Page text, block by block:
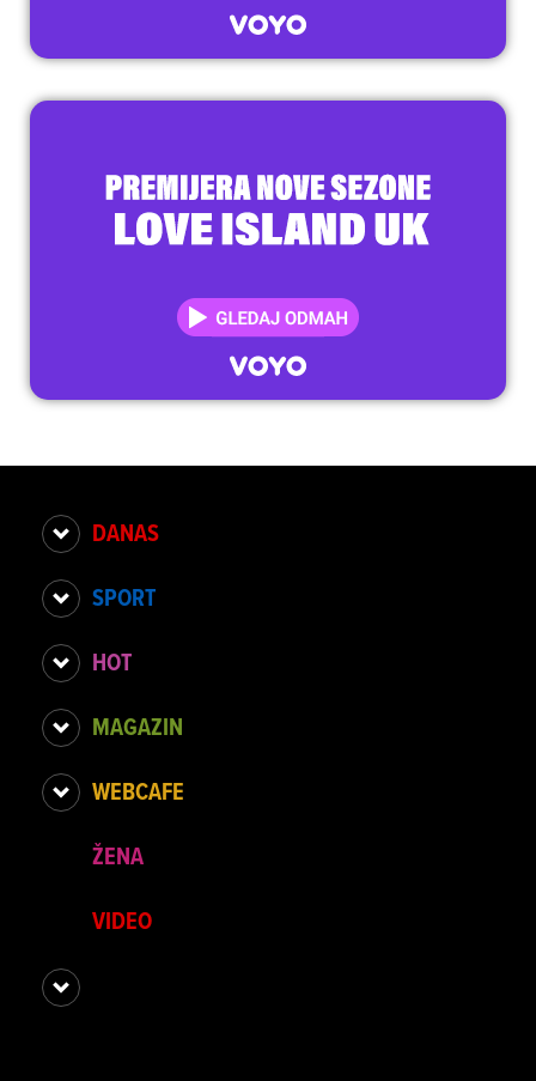
DANAS
SPORT
HOT
MAGAZIN
WEBCAFE
ŽENA
VIDEO